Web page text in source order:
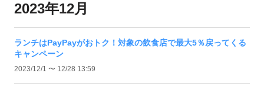
2023年12月
ランチはPayPayがおトク！対象の飲食店で最大5％戻ってくる
キャンペーン
2023/12/1 〜 12/28 13:59